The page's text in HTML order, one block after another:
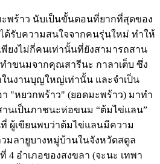
ว นับเป็นขั้นตอนที่ยากที่สุดของ
รับความสนใจจากคนรุ่นใหม่ ทำให้
ยงไม่กี่คนเท่านั้นที่ยังสามารถสาน
ทำขนมจากคุณสารีนะ กาลาเต็บ ซึ่ง
นงานบุญใหญ่เท่านั้น และจำเป็น
"หยวกพร้าว" (ยอดมะพร้าว) มาทำ
นเป็นภาชนะห่อขนม “ต้มไข่แลน”
ผู้เขียนพบว่าต้มไข่แลนมีความ
มลายูบางหมู่บ้านในจังหวัดสตูล
4 อำเภอของสงขลา (จะนะ เทพา